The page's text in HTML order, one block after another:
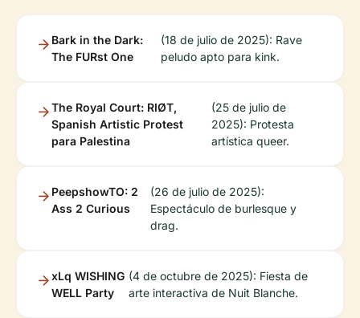
Bark in the Dark:
The FURst One
(18 de julio de 2025): Rave
peludo apto para kink.
The Royal Court: RIØT,
Spanish Artistic Protest
para Palestina
(25 de julio de
2025): Protesta
artística queer.
PeepshowTO: 2
Ass 2 Curious
(26 de julio de 2025):
Espectáculo de burlesque y
drag.
xLq WISHING
WELL Party
(4 de octubre de 2025): Fiesta de
arte interactiva de Nuit Blanche.